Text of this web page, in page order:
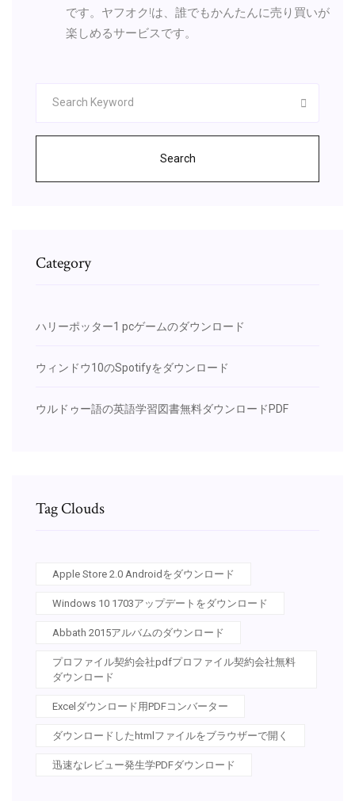
です。ヤフオク!は、誰でもかんたんに売り買いが
楽しめるサービスです。
Search
Category
ハリーポッター1 pcゲームのダウンロード
ウィンドウ10のSpotifyをダウンロード
ウルドゥー語の英語学習図書無料ダウンロードPDF
Tag Clouds
Apple Store 2.0 Androidをダウンロード
Windows 10 1703アップデートをダウンロード
Abbath 2015アルバムのダウンロード
プロファイル契約会社pdfプロファイル契約会社無料
ダウンロード
Excelダウンロード用PDFコンバーター
ダウンロードしたhtmlファイルをブラウザーで開く
迅速なレビュー発生学PDFダウンロード